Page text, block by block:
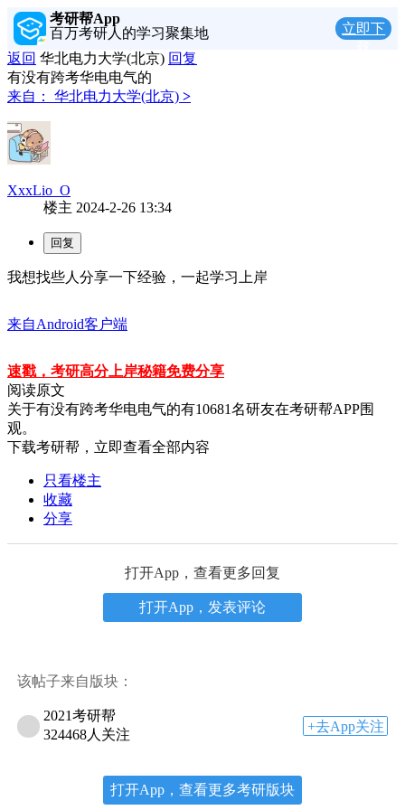
考研帮App
百万考研人的学习聚集地
立即下
返回 华北电力大学(北京) 回复
有没有跨考华电电气的
来自：
华北电力大学(北京) >
XxxLio_O
楼主 2024-2-26 13:34
我想找些人分享一下经验，一起学习上岸
来自Android客户端
速戳，考研高分上岸秘籍免费分享
阅读原文
关于有没有跨考华电电气的有10681名研友在考研帮APP围
观。
下载考研帮，立即查看全部内容
只看楼主
收藏
分享
打开App，查看更多回复
打开App，发表评论
该帖子来自版块：
2021考研帮
324468人关注
+去App关注
打开App，查看更多考研版块